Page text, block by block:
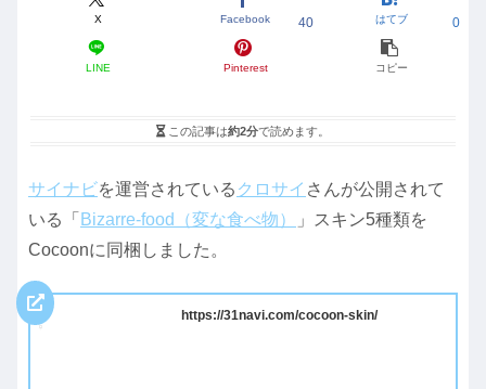
X Facebook 40 はてブ 0
LINE Pinterest コピー
この記事は約2分で読めます。
サイナビを運営されている クロサイ さんが公開されて
いる「 Bizarre-food（変な食べ物）
」スキン5種類を
Cocoonに同梱しました。
https://31navi.com/cocoon-skin/